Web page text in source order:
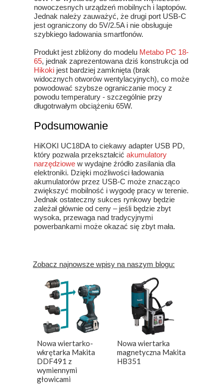
nowoczesnych urządzeń mobilnych i laptopów.
Jednak należy zauważyć, że drugi port USB-C
jest ograniczony do 5V/2.5A i nie obsługuje
szybkiego ładowania smartfonów.
Produkt jest zbliżony do modelu Metabo PC 18-
65, jednak zaprezentowana dziś konstrukcja od
Hikoki jest bardziej zamknięta (brak
widocznych otworów wentylacyjnych), co może
powodować szybsze ograniczanie mocy z
powodu temperatury - szczególnie przy
długotrwałym obciążeniu 65W.
Podsumowanie
HiKOKI UC18DA to ciekawy adapter USB PD,
który pozwala przekształcić akumulatory
narzędziowe w wydajne źródło zasilania dla
elektroniki. Dzięki możliwości ładowania
akumulatorów przez USB-C może znacząco
zwiększyć mobilność i wygodę pracy w terenie.
Jednak ostateczny sukces rynkowy będzie
zależał głównie od ceny – jeśli będzie zbyt
wysoka, przewaga nad tradycyjnymi
powerbankami może okazać się zbyt mała.
Zobacz najnowsze wpisy na naszym blogu:
Nowa wiertarko-
wkrętarka Makita
DDF491 z
wymiennymi
głowicami
Nowa wiertarka
magnetyczna Makita
HB351